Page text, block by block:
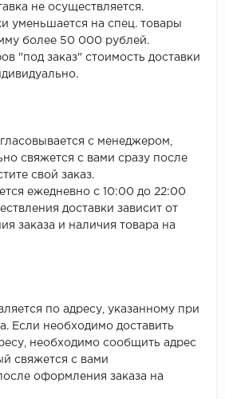
SPC Stronghold
TANTO
Veon
Vinil click
Vinilam
не осуществляется.
уменьшается на спец. товары
более 50 000 рублей.
"под заказ" стоимость доставки
с менеджером,
свяжется с вами сразу после
свой заказ.
ежедневно с 10:00 до 22:00
доставки зависит от
заказа и наличия товара на
по адресу, указанному при
Если необходимо доставить
необходимо сообщить адрес
свяжется с вами
оформления заказа на